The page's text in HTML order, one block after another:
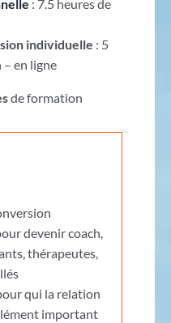
: 7.5 heures de
individuelle : 5
en ligne
de formation
devenir coach,
thérapeutes,
qui la relation
important